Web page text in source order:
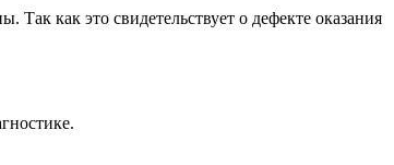
как это свидетельствует о дефекте оказания